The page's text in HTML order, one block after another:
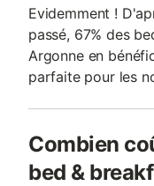
Evidemment !
passé, 67% des
Argonne en
parfaite pour les
Combien
bed &